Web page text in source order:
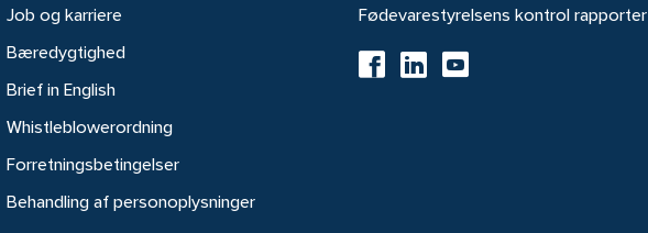
Job og karriere
Bæredygtighed
Brief in English
Whistleblowerordning
Forretningsbetingelser
Behandling af personoplysninger
Fødevarestyrelsens kontrol rapporter